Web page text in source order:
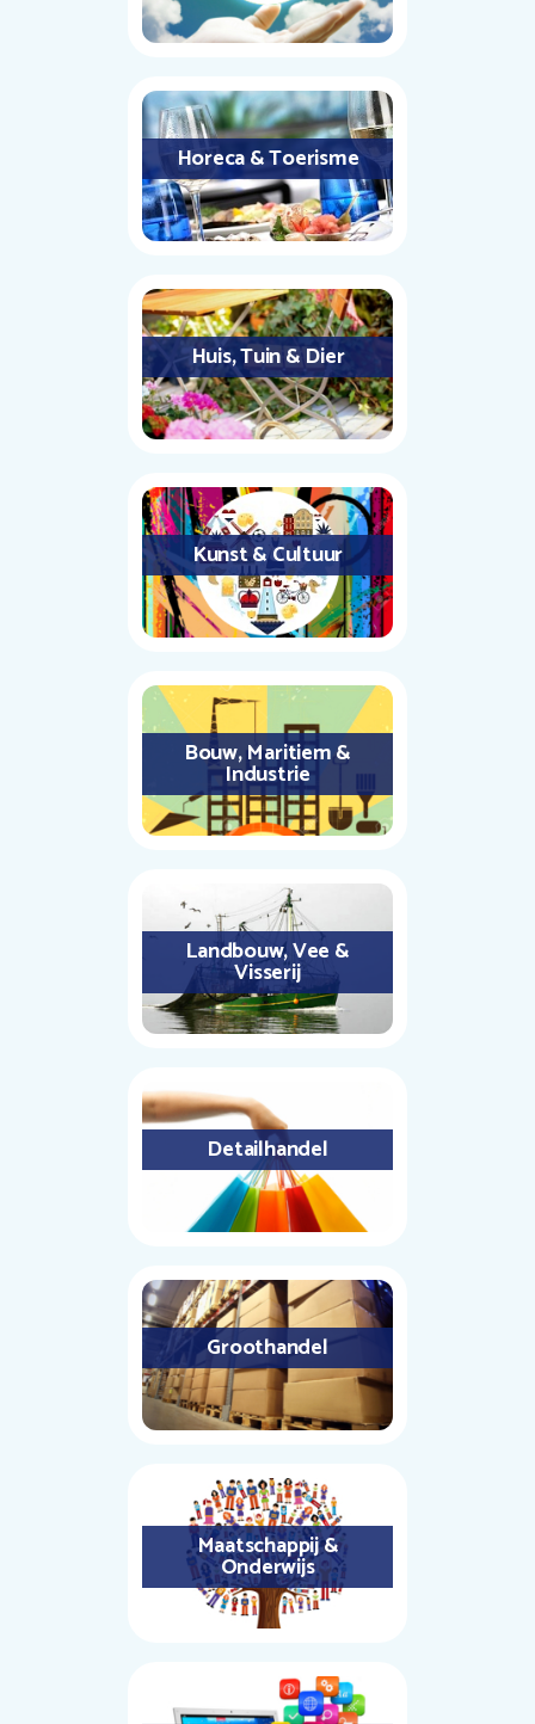
Horeca & Toerisme
Huis, Tuin & Dier
Kunst & Cultuur
Bouw, Maritiem &
Industrie
Landbouw, Vee &
Visserij
Detailhandel
Groothandel
Maatschappij &
Onderwijs